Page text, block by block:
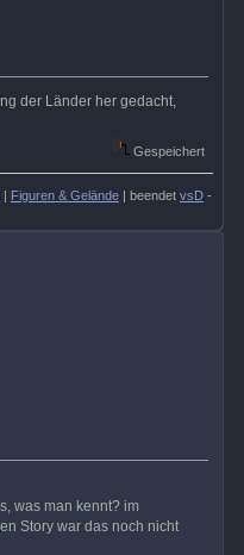
der Länder her gedacht,
Gespeichert
| Figuren & Gelände| beendet vsD-
was man kennt? im
Story war das noch nicht